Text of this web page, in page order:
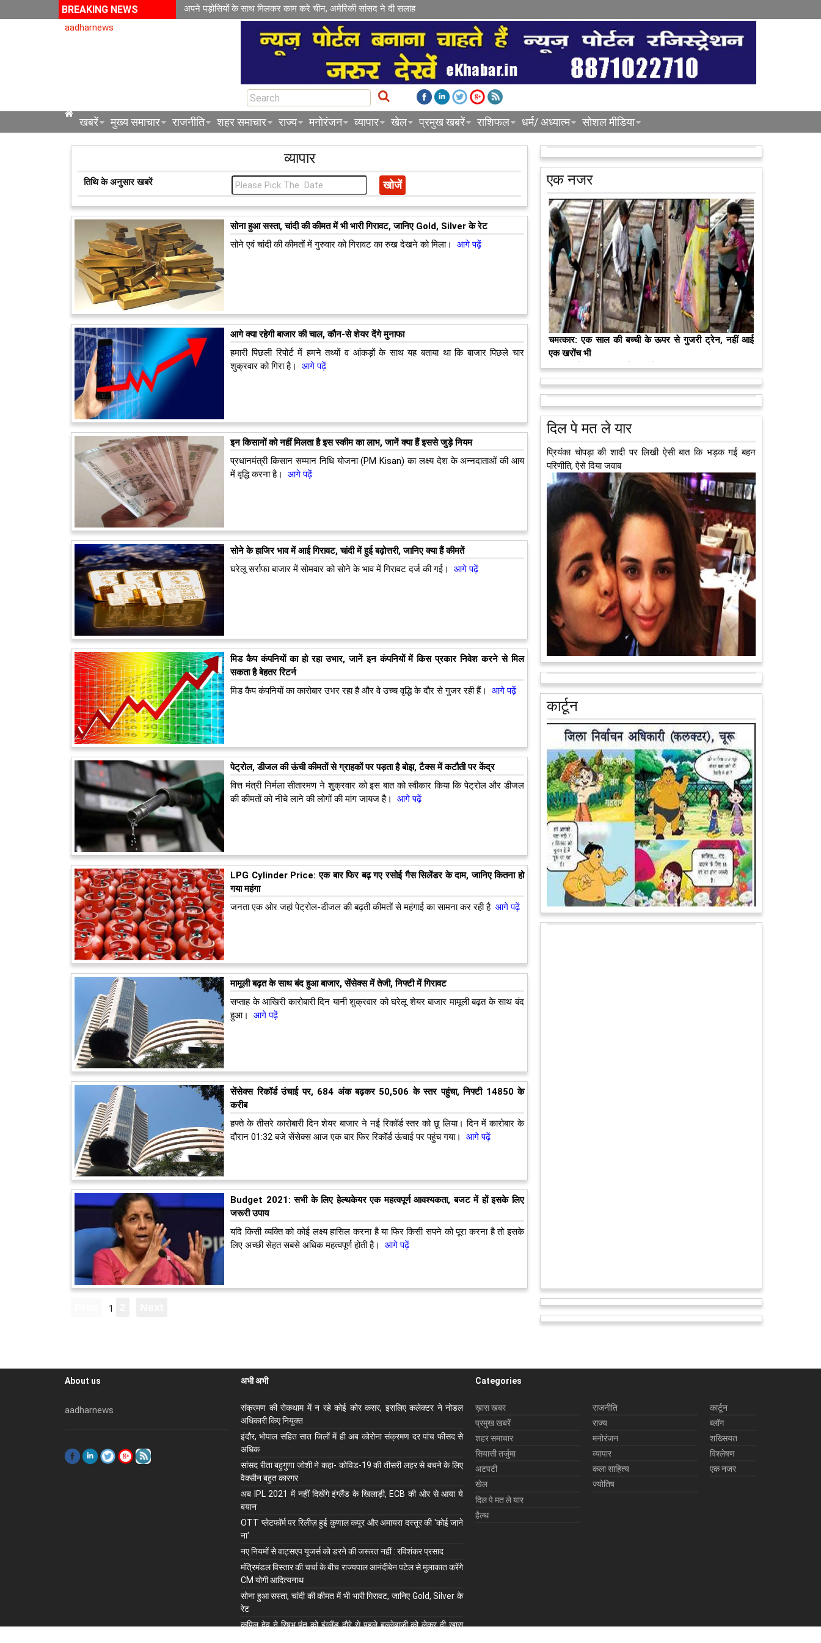
BREAKING NEWS
अपने पड़ोसियों के साथ मिलकर काम करे चीन, अमेरिकी सांसद ने दी सलाह
aadharnews
खबरें मुख्य समाचार राजनीति शहर समाचार राज्य मनोरंजन व्यापार खेल प्रमुख खबरें राशिफल धर्म/ अध्यात्म सोशल मीडिया
व्यापार
तिथि के अनुसार खबरें
सोना हुआ सस्ता, चांदी की कीमत में भी भारी गिरावट, जानिए Gold, Silver के रेट
सोने एवं चांदी की कीमतों में गुरुवार को गिरावट का रुख देखने को मिला।
आगे पढ़ें
आगे क्या रहेगी बाजार की चाल, कौन-से शेयर देंगे मुनाफा
हमारी पिछली रिपोर्ट में हमने तथ्यों व आंकड़ों के साथ यह बताया था कि बाजार पिछले चार
शुक्रवार को गिरा है।
आगे पढ़ें
इन किसानों को नहीं मिलता है इस स्कीम का लाभ, जानें क्या हैं इससे जुड़े नियम
प्रधानमंत्री किसान सम्मान निधि योजना (PM Kisan) का लक्ष्य देश के अन्नदाताओं की आय
में वृद्धि करना है।
आगे पढ़ें
सोने के हाजिर भाव में आई गिरावट, चांदी में हुई बढ़ोत्तरी, जानिए क्या हैं कीमतें
घरेलू सर्राफा बाजार में सोमवार को सोने के भाव में गिरावट दर्ज की गई।
आगे पढ़ें
मिड कैप कंपनियों का हो रहा उभार, जानें इन कंपनियों में किस प्रकार निवेश करने से मिल
सकता है बेहतर रिटर्न
मिड कैप कंपनियों का कारोबार उभर रहा है और वे उच्च वृद्धि के दौर से गुजर रही हैं।
आगे पढ़ें
पेट्रोल, डीजल की ऊंची कीमतों से ग्राहकों पर पड़ता है बोझ, टैक्स में कटौती पर केंद्र
वित्त मंत्री निर्मला सीतारमण ने शुक्रवार को इस बात को स्वीकार किया कि पेट्रोल और डीजल
की कीमतों को नीचे लाने की लोगों की मांग जायज है।
आगे पढ़ें
LPG Cylinder Price: एक बार फिर बढ़ गए रसोई गैस सिलेंडर के दाम, जानिए कितना हो
गया महंगा
जनता एक ओर जहां पेट्रोल-डीजल की बढ़ती कीमतों से महंगाई का सामना कर रही हैआगे पढ़ें
मामूली बढ़त के साथ बंद हुआ बाजार, सेंसेक्स में तेजी, निफ्टी में गिरावट
सप्ताह के आखिरी कारोबारी दिन यानी शुक्रवार को घरेलू शेयर बाजार मामूली बढ़त के साथ बंद
हुआ।
आगे पढ़ें
सेंसेक्स रिकॉर्ड उंचाई पर, 684 अंक बढ़कर 50,506 के स्तर पहुंचा, निफ्टी 14850 के
करीब
हफ्ते के तीसरे कारोबारी दिन शेयर बाजार ने नई रिकॉर्ड स्तर को छू लिया। दिन में कारोबार के
दौरान 01:32 बजे सेंसेक्स आज एक बार फिर रिकॉर्ड ऊंचाई पर पहुंच गया।
आगे पढ़ें
Budget 2021: सभी के लिए हेल्थकेयर एक महत्वपूर्ण आवश्यकता, बजट में हों इसके लिए
जरूरी उपाय
यदि किसी व्‍यक्ति को कोई लक्ष्‍य हासिल करना है या फिर किसी सपने को पूरा करना है तो इसके
लिए अच्‍छी सेहत सबसे अधिक महत्‍वपूर्ण होती है।
आगे पढ़ें
1
एक नजर
मरते-मरते भी तीन लोगों को नई जिंदगी दे गई 13 वर्षीय लड़की
कुछ लोग मौत जैसी खौफनाक हकीकत को भी खूबसूरत मोड़ दे
जाते हैं। वह मरने के बाद भी इस धरती पर अपने आप को जीवित
छोड़ ज़ाते हैं। दुनिया को अलविदा कह चुकी 13... आगे पढ़ें
अब एक आइडिया बदलेगा हिमाचल के युवाओं की किस्मत, जानिए
हमीरपुर में अब एक आइडिया युवाओं की किस्मत बदलने जा रहा है।
भारत सरकार के स्टार्टअप मिशन के तहत सबंधित टीम मोबाइल
वैन के जरिए पूरे देश के कोने-कोने मे... आगे पढ़ें
आरक्षण के विरोध में राजा भैया बोले, प्रमोशन का आधार गुणवत्ता
और वरिष्ठता हो, जाति नहीं
प्रतापगढ़ के कुंडा से बाहुबली विधायक रघुराज प्रताप सिंह उर्फ
राजा भैया ने शुक्रवार को लखनऊ में प्रेस कांफ्रेंस कर नई
राजनीतिक पार्टी बनाने की आधिकारिक... आगे पढ़ें
पेट पकड़ कर हंसने पर मजबूर हो जायेंगे आप जानवरों की ये अदाएं
देखकर
कल्पना कीजिये उस दृश्य की, जिसमें कोई गिलहरी किसी मेंढक के
साथ लिप-लॉक कर रही हो। गिलहरी झूला झूल रही हो। आगे पढ़ें
दिल पे मत ले यार
प्रियंका चोपड़ा की शादी पर लिखी ऐसी बात कि भड़क गईं बहन
परिणीति, ऐसे दिया जवाब
कार्टून
About us
aadharnews
अभी अभी
संक्रमण की रोकथाम में न रहे कोई कोर कसर, इसलिए कलेक्‍टर ने नोडल
अधिकारी किए नियुक्‍त
इंदौर, भोपाल सहित सात जिलों में ही अब कोरोना संक्रमण दर पांच फीसद से
अधिक
सांसद रीता बहुगुणा जोशी ने कहा- कोविड-19 की तीसरी लहर से बचने के लिए
वैक्सीन बहुत कारगर
अब IPL 2021 में नहीं दिखेंगे इंग्लैंड के खिलाड़ी, ECB की ओर से आया ये
बयान
OTT प्लेटफॉर्म पर रिलीज़ हुई कुणाल कपूर और अमायरा दस्तूर की 'कोई जाने
ना'
नए नियमों से वाट्सएप यूजर्स को डरने की जरूरत नहीं : रविशंकर प्रसाद
मंंत्रिमंडल विस्तार की चर्चा के बीच राज्यपाल आनंदीबेन पटेल से मुलाकात करेंगे
CM योगी आदित्यनाथ
सोना हुआ सस्ता, चांदी की कीमत में भी भारी गिरावट, जानिए Gold, Silver के
रेट
कपिल देव ने रिषभ पंत को इंग्लैंड दौरे से पहले बल्लेबाजी को लेकर दी खास
Categories
ख़ास खबर
प्रमुख खबरें
शहर समाचार
सियासी तर्जुमा
अटपटी
खेल
दिल पे मत ले यार
हैल्थ
राजनीति
राज्य
मनोरंजन
व्यापार
कला साहित्य
ज्योतिष
कार्टून
ब्लॉग
शख्सियत
विश्लेषण
एक नजर